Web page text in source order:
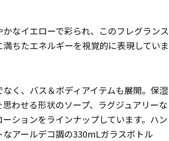
なイエローで彩られ、このフレグランス
ちたエネルギーを視覚的に表現していま
く、バス＆ボディアイテムも展開。保湿
わせる形状のソープ、ラグジュアリーな
ションをラインナップしています。ハン
アールデコ調の330mLガラスボトル